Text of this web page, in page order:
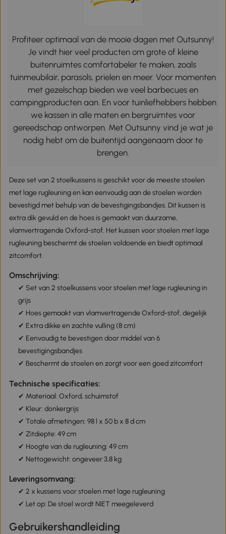
Profiteer optimaal van de mooie dagen met Outsunny!
Je vindt hier veel producten om grote of kleine
buitenruimtes comfortabeler te maken, zoals
tuinmeubilair, parasols, prielen en meer. Voor momenten
met gezelschap bieden we veel barbecues en
campingproducten aan. En voor tuinliefhebbers hebben
we kassen in alle maten en bergruimtes voor
gereedschap ontworpen. Met Outsunny vind je wat je
nodig hebt om de buitentijd aangenaam door te
brengen.
Deze set van 2 stoelkussens is geschikt voor de meeste stoelen
met lage rugleuning en kan eenvoudig aan de stoelen worden
bevestigd met behulp van de bevestigingsbandjes. Dit kussen is
extra dik gevuld en de hoes is gemaakt van duurzame,
vlamvertragende Oxford-stof. Het kussen voor stoelen met lage
rugleuning beschermt de stoelen voldoende en biedt optimaal
zitcomfort.
Omschrijving:
✔ Set van 2 stoelkussens voor stoelen met lage rugleuning in
grijs
✔ Hoes gemaakt van vlamvertragende Oxford-stof, degelijk
✔ Extra dikke en zachte vulling (8 cm)
✔ Eenvoudig te bevestigen door middel van 6
bevestigingsbandjes
✔ Beschermt de stoelen en zorgt voor een goed zitcomfort
Technische specificaties:
✔ Materiaal: Oxford, schuimstof
✔ Kleur: donkergrijs
✔ Totale afmetingen: 98 l x 50 b x 8 d cm
✔ Zitdiepte: 49 cm
✔ Hoogte van de rugleuning: 49 cm
✔ Nettogewicht: ongeveer 3,8 kg
Leveringsomvang:
✔ 2 x kussens voor stoelen met lage rugleuning
✔ Let op: De stoel wordt NIET meegeleverd
Gebruikershandleiding